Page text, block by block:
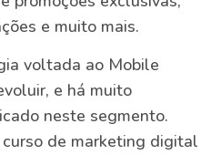
e muito mais.
voltada ao Mobile
e há muito
neste segmento.
de marketing digital